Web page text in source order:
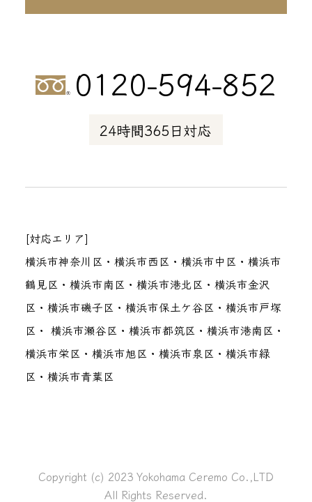
0120-594-852
24時間365日対応
[対応エリア]
横浜市神奈川区・横浜市西区・横浜市中区・横浜市
鶴見区・横浜市南区・横浜市港北区・横浜市金沢
区・横浜市磯子区・横浜市保土ケ谷区・横浜市戸塚
区・ 横浜市瀬谷区・横浜市都筑区・横浜市港南区・
横浜市栄区・横浜市旭区・横浜市泉区・横浜市緑
区・横浜市青葉区
Copyright (c) 2023 Yokohama Ceremo Co.,LTD
All Rights Reserved.